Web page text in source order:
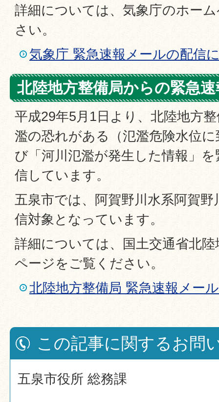
詳細については、気象庁のホー
さい。
気象庁 緊急速報メールの配信
北陸地方整備局からの緊急
平成29年5月1日より、北陸地方
濫の恐れがある（氾濫危険水位
び「河川氾濫が発生した情報」
信しています。
五泉市では、阿賀野川水系阿賀
信対象となっています。
詳細については、国土交通省北
ページをご覧ください。
北陸地方整備局 緊急速報メー
この記事に関するお問
五泉市役所 総務課